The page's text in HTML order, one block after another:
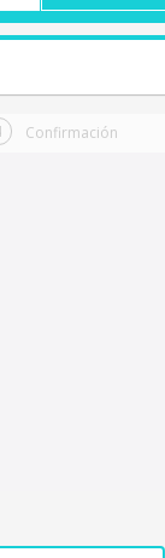
Confirmación